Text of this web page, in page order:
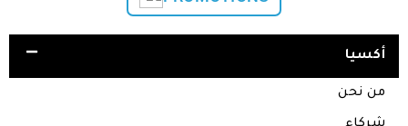
أكسيا
من نحن